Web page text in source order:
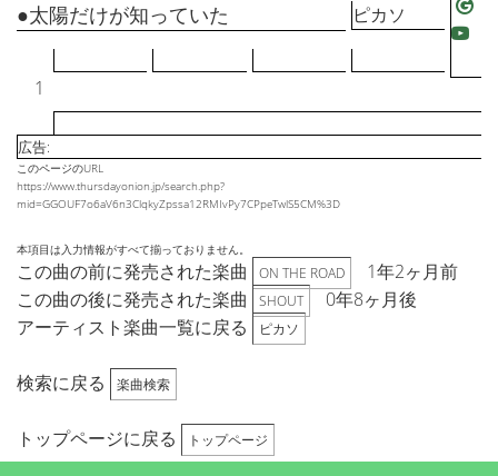
1
●太陽だけが知っていた ピカソ
広告:
このページのURL
https://www.thursdayonion.jp/search.php?
mid=GGOUF7o6aV6n3ClqkyZpssa12RMIvPy7CPpeTwlS5CM%3D
本項目は入力情報がすべて揃っておりません。
この曲の前に発売された楽曲 ON THE ROAD
1年2ヶ月前
この曲の後に発売された楽曲
SHOUT
0年8ヶ月後
アーティスト楽曲一覧に戻る
ピカソ
検索に戻る 楽曲検索
トップページに戻る トップページ